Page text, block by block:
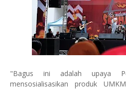
"Bagus ini adalah upaya
mensosialisasikan produk